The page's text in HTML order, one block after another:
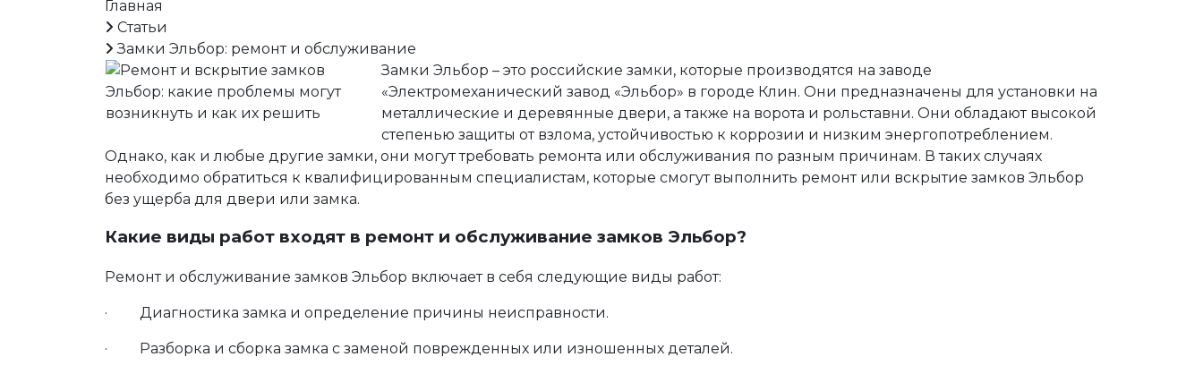
Главная
Статьи
Замки Эльбор: ремонт и обслуживание
Замки Эльбор – это российские замки, которые производятся на заводе
«Электромеханический завод «Эльбор» в городе Клин. Они предназначены для установки на
металлические и деревянные двери, а также на ворота и рольставни. Они обладают высокой
степенью защиты от взлома, устойчивостью к коррозии и низким энергопотреблением.
Однако, как и любые другие замки, они могут требовать ремонта или обслуживания по разным причинам. В таких случаях
необходимо обратиться к квалифицированным специалистам, которые смогут выполнить ремонт или вскрытие замков Эльбор
без ущерба для двери или замка.
Какие виды работ входят в ремонт и обслуживание замков Эльбор?
Ремонт и обслуживание замков Эльбор включает в себя следующие виды работ:
· Диагностика замка и определение причины неисправности.
· Разборка и сборка замка с заменой поврежденных или изношенных деталей.